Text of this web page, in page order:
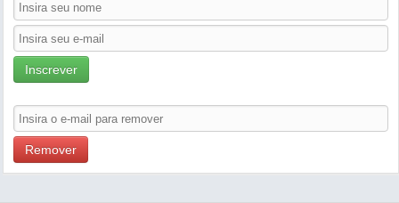
Inscrever
Remover